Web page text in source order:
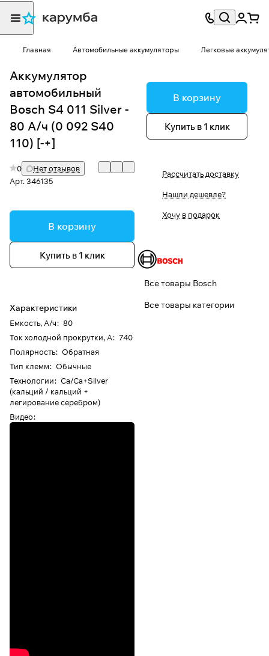
Главная Автомобильные аккумуляторы Легковые
Аккумулятор
автомобильный
Bosch S4 011 Silver -
80 А/ч (0 092 S40
110) [-+]
0
Нет отзывов
Арт.346135
В корзину
Купить в 1 клик
Характеристики
Емкость, А/ч: 80
Ток холодной прокрутки, А: 740
Полярность: Обратная
Тип клемм: Обычные
Технологии: Ca/Ca+Silver
(кальций / кальций +
легирование серебром)
Видео:
В корзину
Купить в 1 клик
Рассчитать доставку
Нашли дешевле?
Хочу в подарок
Все товары Bosch
Все товары категории